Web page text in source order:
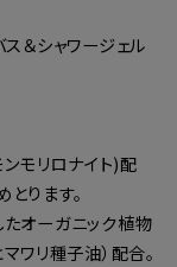
＆シャワージェル
モリロナイト)配
ります。
オーガニック植物
ワリ種子油）配合。